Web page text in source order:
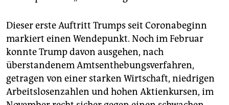
Dieser erste Auftritt Trumps seit Coronabeginn
markiert einen Wendepunkt. Noch im Februar
konnte Trump davon ausgehen, nach
überstandenem Amtsenthebungsverfahren,
getragen von einer starken Wirtschaft, niedrigen
Arbeitslosenzahlen und hohen Aktienkursen, im